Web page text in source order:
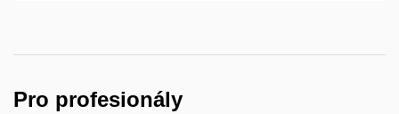
Pro profesionály